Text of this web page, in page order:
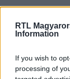
RTL
Information
If you wish to
processing of